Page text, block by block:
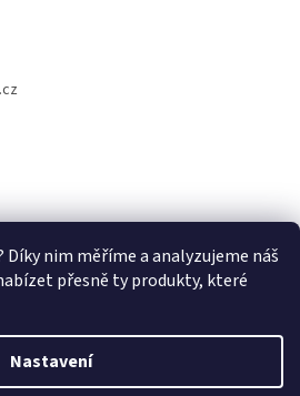
Díky nim měříme a analyzujeme náš
přesně ty produkty, které
Nastavení
Heureka.cz Facebook
Vytvořil Shoptet